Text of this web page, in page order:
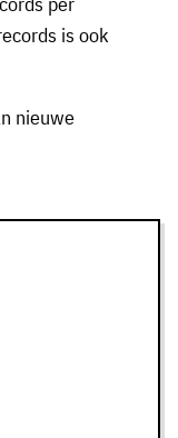
is ook
nieuwe